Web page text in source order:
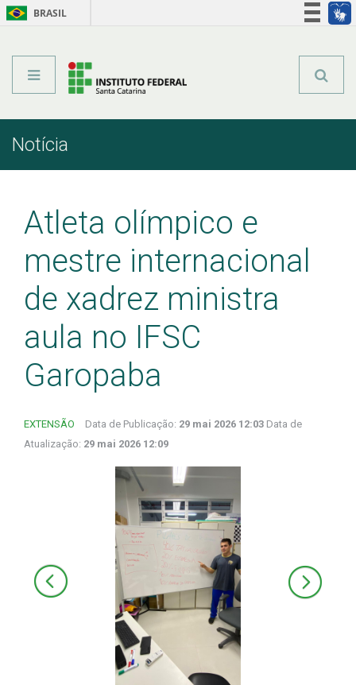
BRASIL
NotíciaInício
Atleta olímpico e
mestre internacional
de xadrez ministra
aula no IFSC
Garopaba
EXTENSÃO Data de Publicação: 29 mai 2026 12:03 Data de
Atualização: 29 mai 2026 12:09